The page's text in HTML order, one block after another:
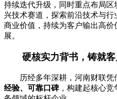
持续迭代升级，同时重点布局
兴技术赛道，探索前沿技术与
商业价值，持续为客户输出高
展。
硬核实力背书，铸就
历经多年深耕，河南财联凭
经验、可靠口碑，构建起核心竞